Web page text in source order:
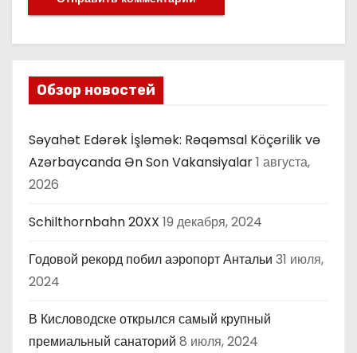
Обзор новостей
Səyahət Edərək İşləmək: Rəqəmsal Köçərilik və
Azərbaycanda Ən Son Vakansiyalar1 августа,
2026
Schilthornbahn 20XX 19 декабря, 2024
Годовой рекорд побил аэропорт Антальи 31 июля,
2024
В Кисловодске открылся самый крупный
премиальный санаторий 8 июля, 2024